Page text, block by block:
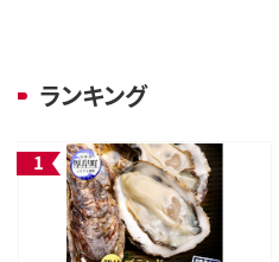
ランキング